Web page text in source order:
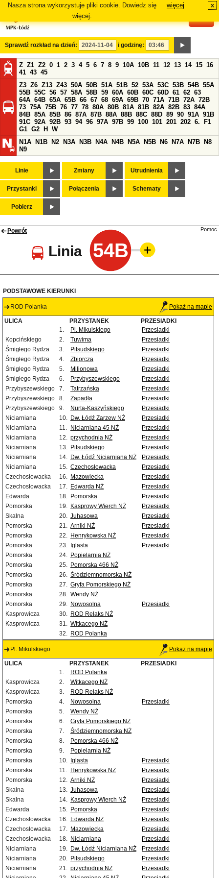
Nasza strona wykorzystuje pliki cookie. Dowiedz się
więcej.
więcej x
Sprawdź rozkład na dzień: i godzinę:
Z Z1 Z2 0 1 2 3 4 5 6 7 8 9 10A 10B 11 12 13 14 15 16
41 43 45
Z3 Z6 Z13 Z43 50A 50B 51A 51B 52 53A 53C 53B 54B 55A
55B 55C 56 57 58A 58B 59 60A 60B 60C 60D 61 62 63
64A 64B 65A 65B 66 67 68 69A 69B 70 71A 71B 72A 72B
73 75A 75B 76 77 78 80A 80B 81A 81B 82A 82B 83 84A
84B 85A 85B 86 87A 87B 88A 88B 88C 88D 89 90 91A 91B
91C 92A 92B 93 94 96 97A 97B 99 100 101 201 202 6.
F1
G1 G2 H
W
N1A
N1B N2 N3A N3B N4A N4B N5A N5B N6 N7A N7B
N8
N9
Linie Zmiany Utrudnienia
Przystanki Połączenia Schematy
Pobierz
Powrót
Linia 54B
Pomoc
PODSTAWOWE KIERUNKI
ROD Polanka Pokaż na mapie
ULICA PRZYSTANEK
PRZESIADKI
1.
Pl. Mikulskiego
Przesiadki
Kopcińskiego
2. Tuwima
Przesiadki
Śmigłego Rydza
3. Piłsudskiego
Przesiadki
Śmigłego Rydza
4. Zbiorcza
Przesiadki
Śmigłego Rydza
5. Milionowa
Przesiadki
Śmigłego Rydza
6. Przybyszewskiego
Przesiadki
Przybyszewskiego
7. Tatrzańska
Przesiadki
Przybyszewskiego
8. Zapadła
Przesiadki
Przybyszewskiego
9. Nurta-Kaszyńskiego
Przesiadki
Niciarniana
10. Dw. Łódź Zarzew NŻ
Przesiadki
Niciarniana
11. Niciarniana 45 NŻ
Przesiadki
Niciarniana
12. przychodnia NŻ
Przesiadki
Niciarniana
13. Piłsudskiego
Przesiadki
Niciarniana
14. Dw. Łódź Niciarniana NŻ
Przesiadki
Niciarniana
15. Czechosłowacka
Przesiadki
Czechosłowacka
16. Mazowiecka
Przesiadki
Czechosłowacka
17. Edwarda NŻ
Przesiadki
Edwarda
18. Pomorska
Przesiadki
Pomorska
19. Kasprowy Wierch NŻ
Przesiadki
Skalna
20. Juhasowa
Przesiadki
Pomorska
21. Arniki NŻ
Przesiadki
Pomorska
22. Henrykowska NŻ
Przesiadki
Pomorska
23. Iglasta
Przesiadki
Pomorska
24. Popielarnia NŻ
Pomorska
25. Pomorska 466 NŻ
Pomorska
26. Śródziemnomorska NŻ
Pomorska
27. Gryfa Pomorskiego NŻ
Pomorska
28. Wendy NŻ
Pomorska
29. Nowosolna
Przesiadki
Kasprowicza
30. ROD Relaks NŻ
Kasprowicza
31. Witkacego NŻ
32. ROD Polanka
Pl. Mikulskiego Pokaż na mapie
ULICA PRZYSTANEK
PRZESIADKI
1.
ROD Polanka
Kasprowicza
2.
Witkacego NŻ
Kasprowicza
3.
ROD Relaks NŻ
Pomorska
4. Nowosolna
Przesiadki
Pomorska
5.
Wendy NŻ
Pomorska
6.
Gryfa Pomorskiego NŻ
Pomorska
7.
Śródziemnomorska NŻ
Pomorska
8.
Pomorska 466 NŻ
Pomorska
9.
Popielarnia NŻ
Pomorska
10. Iglasta
Przesiadki
Pomorska
11. Henrykowska NŻ
Przesiadki
Pomorska
12. Arniki NŻ
Przesiadki
Skalna
13. Juhasowa
Przesiadki
Skalna
14. Kasprowy Wierch NŻ
Przesiadki
Edwarda
15. Pomorska
Przesiadki
Czechosłowacka
16. Edwarda NŻ
Przesiadki
Czechosłowacka
17. Mazowiecka
Przesiadki
Czechosłowacka
18. Niciarniana
Przesiadki
Niciarniana
19. Dw. Łódź Niciarniana NŻ
Przesiadki
Niciarniana
20. Piłsudskiego
Przesiadki
Niciarniana
21. przychodnia NŻ
Przesiadki